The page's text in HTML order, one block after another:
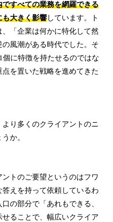
ですべての業務を網羅できる
も大きく影響しています。ト
「企業は何かに特化して然
風潮がある時代でした。そ
に特徴を持たせるのではな
を置いた戦略を進めてきた
り多くのクライアントのニ
か。
トのご要望というのはフワ
えを持って依頼しているわ
の部分で「あれもできる、
ることで、幅広いクライア